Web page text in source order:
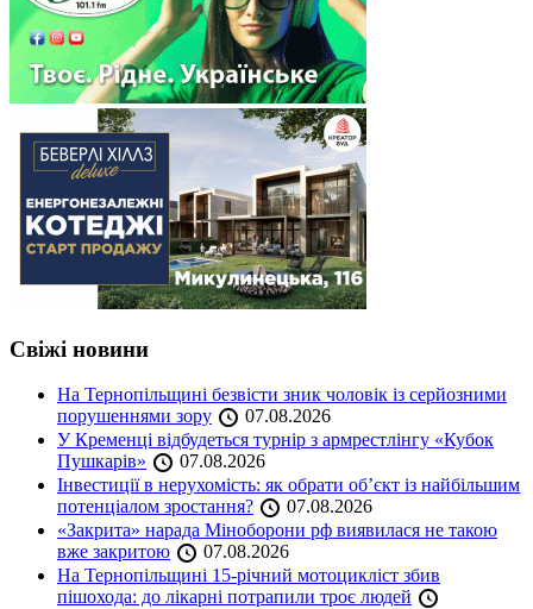
Свіжі новини
На Тернопільщині безвісти зник чоловік із серйозними
порушеннями зору
07.08.2026
У Кременці відбудеться турнір з армрестлінгу «Кубок
Пушкарів»
07.08.2026
Інвестиції в нерухомість: як обрати об’єкт із найбільшим
потенціалом зростання?
07.08.2026
«Закрита» нарада Міноборони рф виявилася не такою
вже закритою
07.08.2026
На Тернопільщині 15-річний мотоцикліст збив
пішохода: до лікарні потрапили троє людей